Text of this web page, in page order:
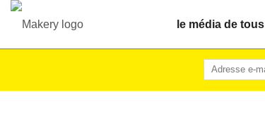
le média de